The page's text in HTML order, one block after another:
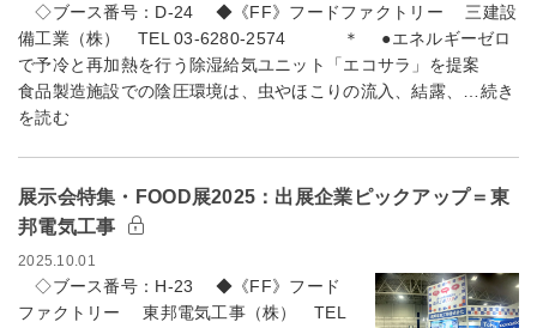
◇ブース番号：D-24 ◆《FF》フードファクトリー 三建設
備工業（株） TEL 03-6280-2574 ＊ ●エネルギーゼロ
で予冷と再加熱を行う除湿給気ユニット「エコサラ」を提案
食品製造施設での陰圧環境は、虫やほこりの流入、結露、…続き
を読む
展示会特集・FOOD展2025：出展企業ピックアップ＝東
邦電気工事
2025.10.01
◇ブース番号：H-23 ◆《FF》フード
ファクトリー 東邦電気工事（株） TEL